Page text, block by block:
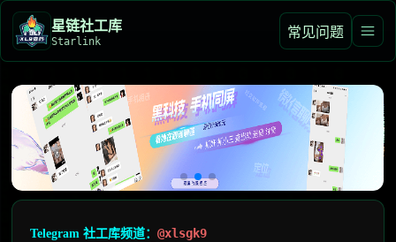
星链️社工库
Starlink
常见问题
Telegram 社工库频道：@xlsgk9